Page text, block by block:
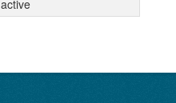
active